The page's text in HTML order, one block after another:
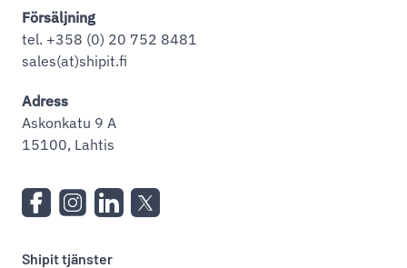
Försäljning
tel. +358 (0) 20 752 8481
sales(at)shipit.fi
Adress
Askonkatu 9 A
15100, Lahtis
Shipit tjänster